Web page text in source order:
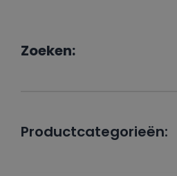
Zoeken:
Productcategorieën: